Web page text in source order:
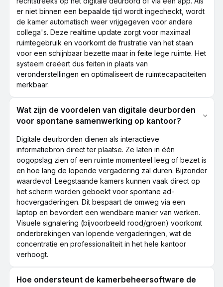
er niet binnen een bepaalde tijd wordt ingecheckt, wordt
de kamer automatisch weer vrijgegeven voor andere
collega's. Deze realtime update zorgt voor maximaal
ruimtegebruik en voorkomt de frustratie van het staan
voor een schijnbaar bezette maar in feite lege ruimte. Het
systeem creëert dus feiten in plaats van
veronderstellingen en optimaliseert de ruimtecapaciteiten
merkbaar.
Wat zijn de voordelen van digitale deurborden
voor spontane samenwerking op kantoor?
Digitale deurborden dienen als interactieve
informatiebron direct ter plaatse. Ze laten in één
oogopslag zien of een ruimte momenteel leeg of bezet is
en hoe lang de lopende vergadering zal duren. Bijzonder
waardevol: Leegstaande kamers kunnen vaak direct op
het scherm worden geboekt voor spontane ad-
hocvergaderingen. Dit bespaart de omweg via een
laptop en bevordert een wendbare manier van werken.
Visuele signalering (bijvoorbeeld rood/groen) voorkomt
onderbrekingen van lopende vergaderingen, wat de
concentratie en professionaliteit in het hele kantoor
verhoogt.
Hoe ondersteunt de kamerbeheersoftware de